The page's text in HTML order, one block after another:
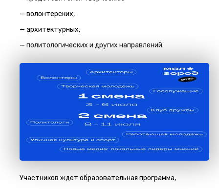
— волонтерских,
— архитектурных,
— политологических и других направлений.
Участников ждет образовательная программа,